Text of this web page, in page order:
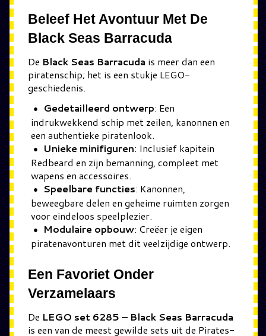
Beleef Het Avontuur Met De
Black Seas Barracuda
De Black Seas Barracuda is meer dan een
piratenschip; het is een stukje LEGO-
geschiedenis.
Gedetailleerd ontwerp: Een
indrukwekkend schip met zeilen, kanonnen en
een authentieke piratenlook.
Unieke minifiguren: Inclusief kapitein
Redbeard en zijn bemanning, compleet met
wapens en accessoires.
Speelbare functies: Kanonnen,
beweegbare delen en geheime ruimten zorgen
voor eindeloos speelplezier.
Modulaire opbouw: Creëer je eigen
piratenavonturen met dit veelzijdige ontwerp.
Een Favoriet Onder
Verzamelaars
De LEGO set 6285 – Black Seas Barracuda
is een van de meest gewilde sets uit de Pirates-